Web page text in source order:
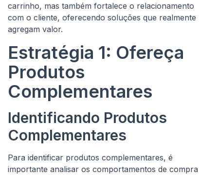
carrinho, mas também fortalece o relacionamento
com o cliente, oferecendo soluções que realmente
agregam valor.
Estratégia 1: Ofereça
Produtos
Complementares
Identificando Produtos
Complementares
Para identificar produtos complementares, é
importante analisar os comportamentos de compra